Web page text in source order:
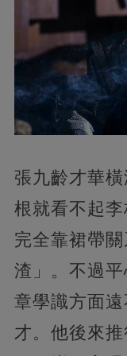
張九齡才華
根就看不起李
完全靠裙帶
渣」。不過
章學識方面
才。他後來